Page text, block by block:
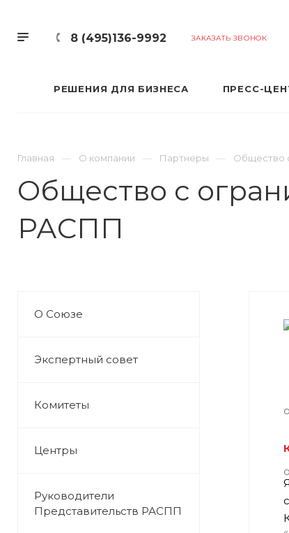
8 (495)136-9992 ЗАКАЗАТЬ ЗВОНОК
РЕШЕНИЯ ДЛЯ БИЗНЕСА ПРЕСС-
Главная О компании Партнеры Общество
Общество с
РАСПП
О Союзе
Экспертный совет
Комитеты
Центры
Руководители
Представительств РАСПП